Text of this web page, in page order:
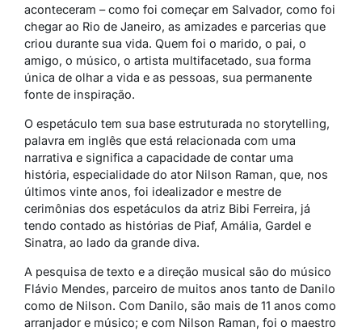
aconteceram – como foi começar em Salvador, como foi
chegar ao Rio de Janeiro, as amizades e parcerias que
criou durante sua vida. Quem foi o marido, o pai, o
amigo, o músico, o artista multifacetado, sua forma
única de olhar a vida e as pessoas, sua permanente
fonte de inspiração.
O espetáculo tem sua base estruturada no storytelling,
palavra em inglês que está relacionada com uma
narrativa e significa a capacidade de contar uma
história, especialidade do ator Nilson Raman, que, nos
últimos vinte anos, foi idealizador e mestre de
cerimônias dos espetáculos da atriz Bibi Ferreira, já
tendo contado as histórias de Piaf, Amália, Gardel e
Sinatra, ao lado da grande diva.
A pesquisa de texto e a direção musical são do músico
Flávio Mendes, parceiro de muitos anos tanto de Danilo
como de Nilson. Com Danilo, são mais de 11 anos como
arranjador e músico; e com Nilson Raman, foi o maestro